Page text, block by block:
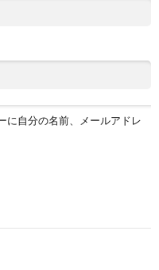
に自分の名前、メールアドレ